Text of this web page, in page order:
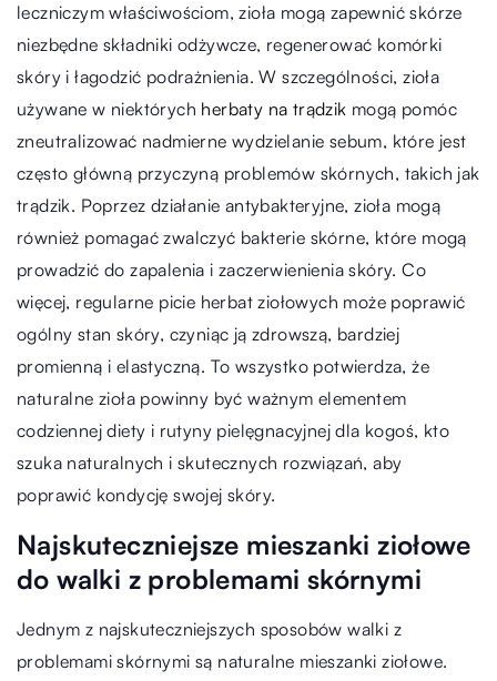
leczniczym właściwościom, zioła mogą zapewnić skórze
niezbędne składniki odżywcze, regenerować komórki
skóry i łagodzić podrażnienia. W szczególności, zioła
używane w niektórych herbaty na trądzik mogą pomóc
zneutralizować nadmierne wydzielanie sebum, które jest
często główną przyczyną problemów skórnych, takich jak
trądzik. Poprzez działanie antybakteryjne, zioła mogą
również pomagać zwalczyć bakterie skórne, które mogą
prowadzić do zapalenia i zaczerwienienia skóry. Co
więcej, regularne picie herbat ziołowych może poprawić
ogólny stan skóry, czyniąc ją zdrowszą, bardziej
promienną i elastyczną. To wszystko potwierdza, że
naturalne zioła powinny być ważnym elementem
codziennej diety i rutyny pielęgnacyjnej dla kogoś, kto
szuka naturalnych i skutecznych rozwiązań, aby
poprawić kondycję swojej skóry.
Najskuteczniejsze mieszanki ziołowe
do walki z problemami skórnymi
Jednym z najskuteczniejszych sposobów walki z
problemami skórnymi są naturalne mieszanki ziołowe.